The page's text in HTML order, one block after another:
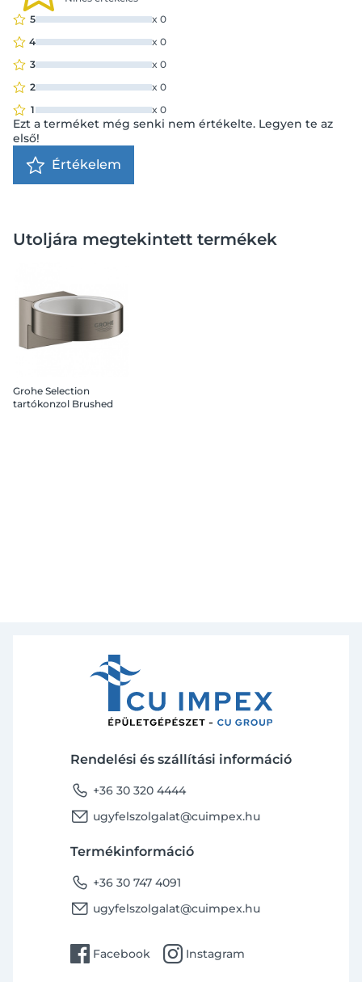
5
x 0
4
x 0
3
x 0
2
x 0
1
x 0
Ezt a terméket még senki nem értékelte. Legyen te az
első!
Értékelem
Utoljára megtekintett termékek
Grohe Selection
tartókonzol Brushed
Rendelési és szállítási információ
phone +36 30 320 4444
email ugyfelszolgalat@cuimpex.hu
Termékinformáció
phone +36 30 747 4091
email ugyfelszolgalat@cuimpex.hu
facebook Facebook instagram Instagram